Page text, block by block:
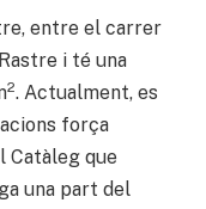
entre el carrer
i té una
2. Actualment, es
força
Catàleg que
una part del